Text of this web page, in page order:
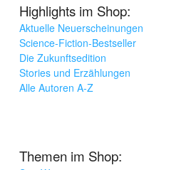
Highlights im Shop:
Aktuelle Neuerscheinungen
Science-Fiction-Bestseller
Die Zukunftsedition
Stories und Erzählungen
Alle Autoren A-Z
Themen im Shop: